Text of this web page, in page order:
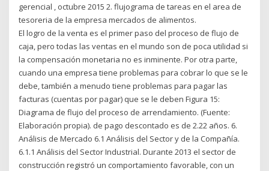
gerencial , octubre 2015 2. flujograma de tareas en el area de
tesoreria de la empresa mercados de alimentos.
El logro de la venta es el primer paso del proceso de flujo de
caja, pero todas las ventas en el mundo son de poca utilidad si
la compensación monetaria no es inminente. Por otra parte,
cuando una empresa tiene problemas para cobrar lo que se le
debe, también a menudo tiene problemas para pagar las
facturas (cuentas por pagar) que se le deben Figura 15:
Diagrama de flujo del proceso de arrendamiento. (Fuente:
Elaboración propia). de pago descontado es de 2.22 años. 6.
Análisis de Mercado 6.1 Análisis del Sector y de la Compañía.
6.1.1 Análisis del Sector Industrial. Durante 2013 el sector de
construcción registró un comportamiento favorable, con un